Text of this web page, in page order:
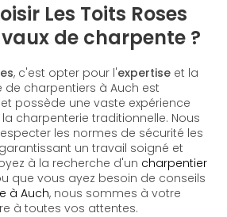
Les Toits Roses
de charpente ?
, c'est opter pour l'expertise et la
de charpentiers à Auch est
possède une vaste expérience
charpenterie traditionnelle. Nous
les normes de sécurité les
un travail soigné et
à la recherche d'un charpentier
que vous ayez besoin de conseils
à Auch, nous sommes à votre
à toutes vos attentes.